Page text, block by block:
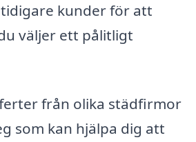
kunder för att
väljer ett pålitligt
från olika städfirmor
som kan hjälpa dig att